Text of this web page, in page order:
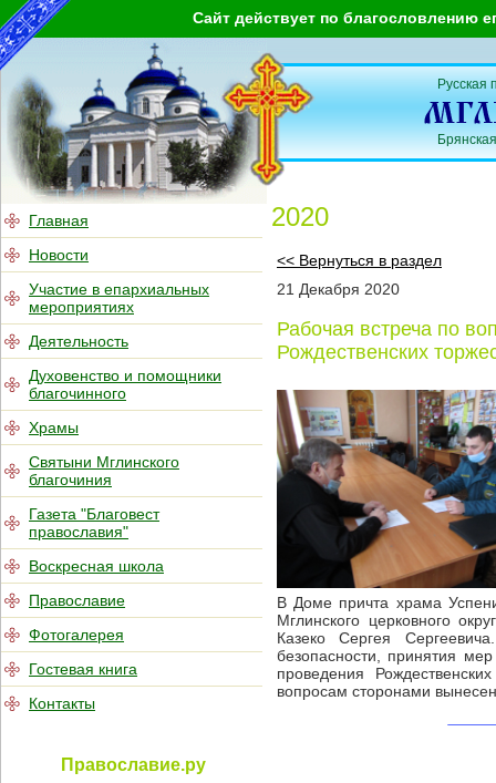
Сайт действует по благословлению
Главная
Новости
Участие в епархиальных
мероприятиях
Деятельность
Духовенство и помощники
благочинного
Храмы
Святыни Мглинского
благочиния
Газета "Благовест
православия"
Воскресная школа
Православие
Фотогалерея
Гостевая книга
Контакты
Православие.ру
Русская
2020
<< Вернуться в раздел
21 Декабря 2020
Рабочая встреча по
Рождественских
В Доме причта храма
Мглинского церковного
Казеко Сергея
безопасности, принятия
проведения
вопросам сторонами